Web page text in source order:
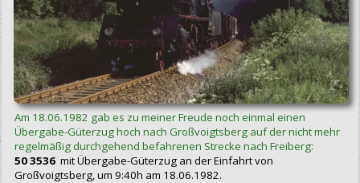
Am 18.06.1982 gab es zu meiner Freude noch einmal einen
Übergabe-Güterzug hoch nach Großvoigtsberg auf der nicht mehr
regelmäßig durchgehend befahrenen Strecke nach Freiberg:
50 3536 mit Übergabe-Güterzug an der Einfahrt von
Großvoigtsberg, um 9:40h am 18.06.1982.